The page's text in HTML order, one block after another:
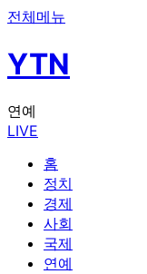
전체메뉴
YTN
연예
LIVE
홈
정치
경제
사회
국제
연예